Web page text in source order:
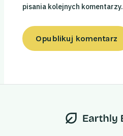
pisania kolejnych komentarzy.